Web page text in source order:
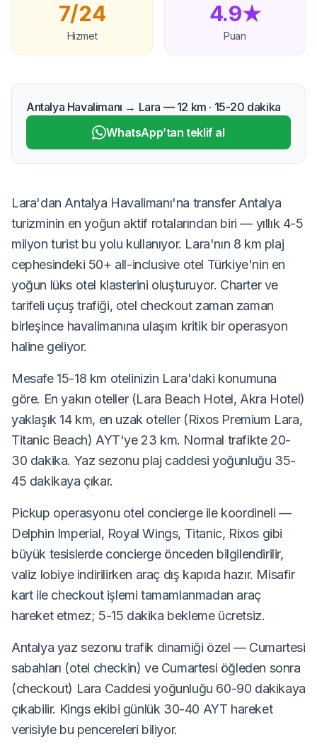
7/24
Hizmet
4.9★
Puan
Antalya Havalimanı → Lara — 12 km · 15-20 dakika
WhatsApp’tan teklif al
Lara'dan Antalya Havalimanı'na transfer Antalya
turizminin en yoğun aktif rotalarından biri — yıllık 4-5
milyon turist bu yolu kullanıyor. Lara'nın 8 km plaj
cephesindeki 50+ all-inclusive otel Türkiye'nin en
yoğun lüks otel klasterini oluşturuyor. Charter ve
tarifeli uçuş trafiği, otel checkout zaman zaman
birleşince havalimanına ulaşım kritik bir operasyon
haline geliyor.
Mesafe 15-18 km otelinizin Lara'daki konumuna
göre. En yakın oteller (Lara Beach Hotel, Akra Hotel)
yaklaşık 14 km, en uzak oteller (Rixos Premium Lara,
Titanic Beach) AYT'ye 23 km. Normal trafikte 20-
30 dakika. Yaz sezonu plaj caddesi yoğunluğu 35-
45 dakikaya çıkar.
Pickup operasyonu otel concierge ile koordineli —
Delphin Imperial, Royal Wings, Titanic, Rixos gibi
büyük tesislerde concierge önceden bilgilendirilir,
valiz lobiye indirilirken araç dış kapıda hazır. Misafir
kart ile checkout işlemi tamamlanmadan araç
hareket etmez; 5-15 dakika bekleme ücretsiz.
Antalya yaz sezonu trafik dinamiği özel — Cumartesi
sabahları (otel checkin) ve Cumartesi öğleden sonra
(checkout) Lara Caddesi yoğunluğu 60-90 dakikaya
çıkabilir. Kings ekibi günlük 30-40 AYT hareket
verisiyle bu pencereleri biliyor.